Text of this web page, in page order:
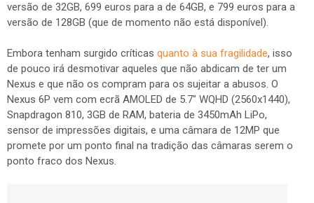
versão de 32GB, 699 euros para a de 64GB, e 799 euros para a
versão de 128GB (que de momento não está disponível).
Embora tenham surgido críticas quanto à sua fragilidade, isso
de pouco irá desmotivar aqueles que não abdicam de ter um
Nexus e que não os compram para os sujeitar a abusos. O
Nexus 6P vem com ecrã AMOLED de 5.7" WQHD (2560x1440),
Snapdragon 810, 3GB de RAM, bateria de 3450mAh LiPo,
sensor de impressões digitais, e uma câmara de 12MP que
promete por um ponto final na tradição das câmaras serem o
ponto fraco dos Nexus.